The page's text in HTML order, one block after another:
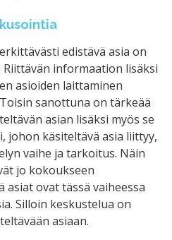
edistävä asia on
informaation lisäksi
asioiden laittaminen
sanottuna on tärkeää
asian lisäksi myös se
johon käsiteltävä asia liittyy,
vaihe ja tarkoitus. Näin
jo kokoukseen
asiat ovat tässä vaiheessa
Silloin keskustelua on
asiaan.